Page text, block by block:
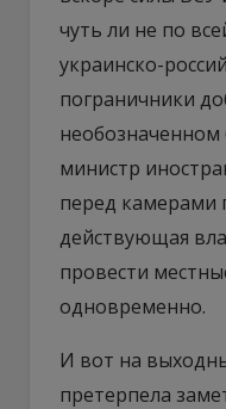
чуть ли не по
украинско-
пограничники
министр
перед камерами
действующая
провести
одновременно.
И вот на
претерпела